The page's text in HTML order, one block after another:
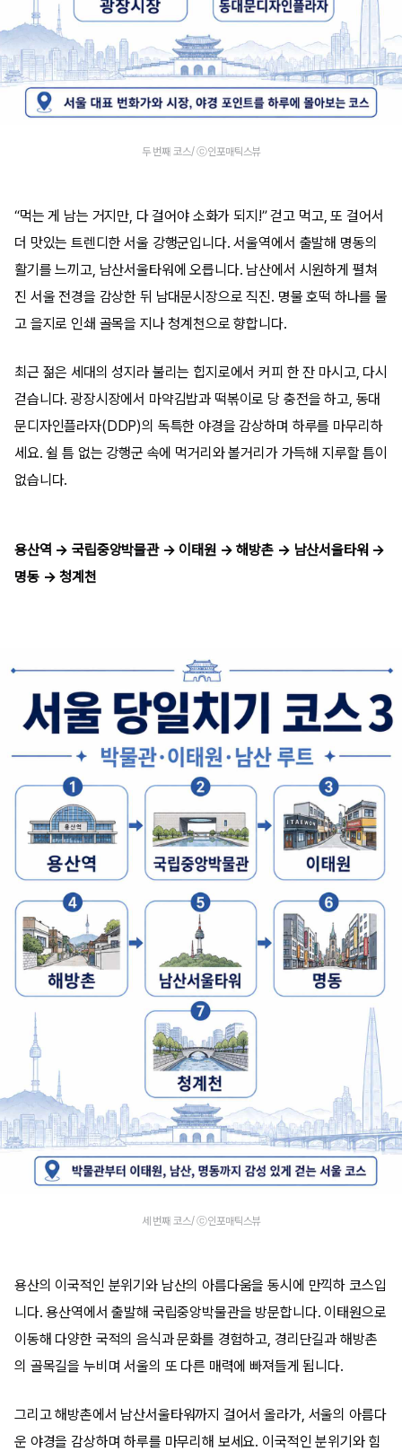
두 번째 코스/ ⓒ인포매틱스뷰
“먹는 게 남는 거지만, 다 걸어야 소화가 되지!” 걷고 먹고, 또 걸어서
더 맛있는 트렌디한 서울 강행군입니다. 서울역에서 출발해 명동의
활기를 느끼고, 남산서울타워에 오릅니다. 남산에서 시원하게 펼쳐
진 서울 전경을 감상한 뒤 남대문시장으로 직진. 명물 호떡 하나를 물
고 을지로 인쇄 골목을 지나 청계천으로 향합니다.
최근 젊은 세대의 성지라 불리는 힙지로에서 커피 한 잔 마시고, 다시
걷습니다. 광장시장에서 마약김밥과 떡볶이로 당 충전을 하고, 동대
문디자인플라자(DDP)의 독특한 야경을 감상하며 하루를 마무리하
세요. 쉴 틈 없는 강행군 속에 먹거리와 볼거리가 가득해 지루할 틈이
없습니다.
용산역 → 국립중앙박물관 → 이태원 → 해방촌 → 남산서울타워 →
명동 → 청계천
세 번째 코스/ ⓒ인포매틱스뷰
용산의 이국적인 분위기와 남산의 아름다움을 동시에 만끽하 코스입
니다. 용산역에서 출발해 국립중앙박물관을 방문합니다. 이태원으로
이동해 다양한 국적의 음식과 문화를 경험하고, 경리단길과 해방촌
의 골목길을 누비며 서울의 또 다른 매력에 빠져들게 됩니다.
그리고 해방촌에서 남산서울타워까지 걸어서 올라가, 서울의 아름다
운 야경을 감상하며 하루를 마무리해 보세요. 이국적인 분위기와 힘